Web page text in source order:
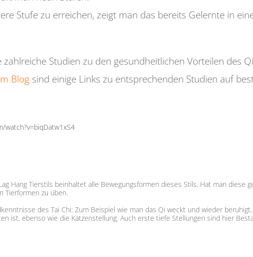
Stufe zu erreichen, zeigt man das bereits Gelernte in
zahlreiche Studien zu den gesundheitlichen Vorteilen des
Blog sind einige Links zu entsprechenden Studien auf
watch?v=biqDatw1xS4
Hang Tierstils beinhaltet alle Bewegungsformen dieses Stils. Hat man diese
Tierformen zu üben.
des Tai Chi: Zum Beispiel wie man das Qi weckt und wieder
ist, ebenso wie die Katzenstellung. Auch erste tiefe Stellungen sind hier